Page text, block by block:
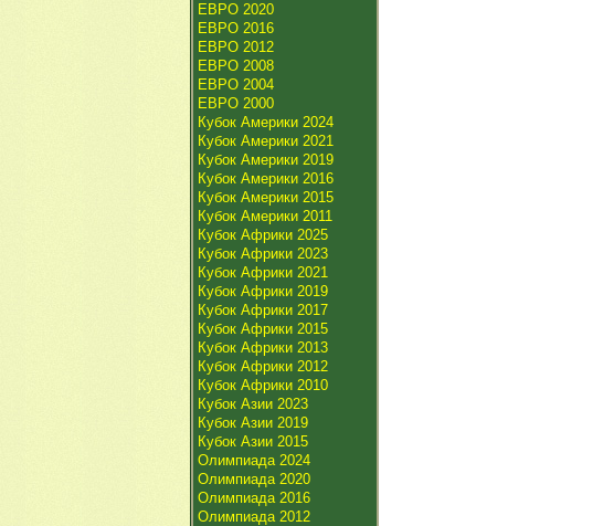
ЕВРО 2020
ЕВРО 2016
ЕВРО 2012
ЕВРО 2008
ЕВРО 2004
ЕВРО 2000
Кубок Америки 2024
Кубок Америки 2021
Кубок Америки 2019
Кубок Америки 2016
Кубок Америки 2015
Кубок Америки 2011
Кубок Африки 2025
Кубок Африки 2023
Кубок Африки 2021
Кубок Африки 2019
Кубок Африки 2017
Кубок Африки 2015
Кубок Африки 2013
Кубок Африки 2012
Кубок Африки 2010
Кубок Азии 2023
Кубок Азии 2019
Кубок Азии 2015
Олимпиада 2024
Олимпиада 2020
Олимпиада 2016
Олимпиада 2012